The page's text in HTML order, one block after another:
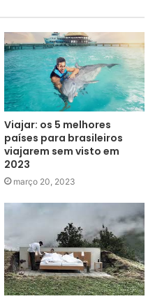
Viajar: os 5 melhores
países para brasileiros
viajarem sem visto em
2023
março 20, 2023